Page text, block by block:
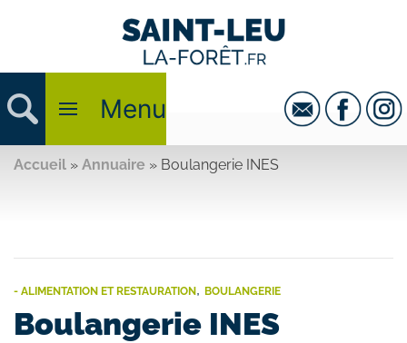
Menu
Accueil » Annuaire » Boulangerie INES
- ALIMENTATION ET RESTAURATION , BOULANGERIE
Boulangerie INES